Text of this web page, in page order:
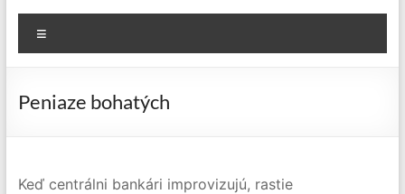
Peniaze bohatých
Keď centrálni bankári improvizujú, rastie